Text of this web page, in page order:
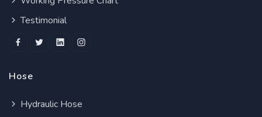
Testimonial
Hose
Hydraulic Hose